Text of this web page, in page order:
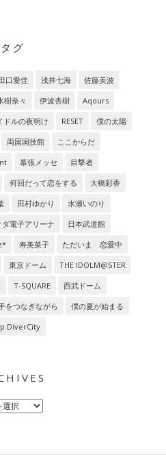
タグ
口愛佳 浅井七海
佐藤美波
樹奈々 伊波杏樹
Aqours
ドルの夜明け RESET
僕の太陽
両国国技館
ここからだ
幕張メッセ
目撃者
何回だって恋をする
大橋彩香
田村ゆかり
水瀬いのり
ダ電子アリーナ
日本武道館
寿美菜子
ただいま 恋愛中
東京ドーム
THE IDOLM@STER
T-SQUARE
西武ドーム
をつなぎながら
僕の夏が始まる
DiverCity